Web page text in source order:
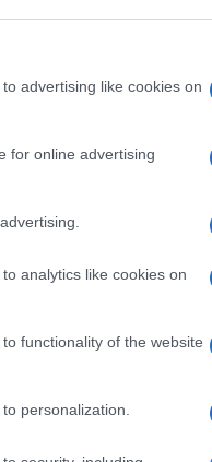
advertising like cookies on
for online advertising
analytics like cookies on
functionality of the website
personalization.
Sardegna.
Pintau, un
incontra il
alberghiera è
club
tutto il
contempo
per chi